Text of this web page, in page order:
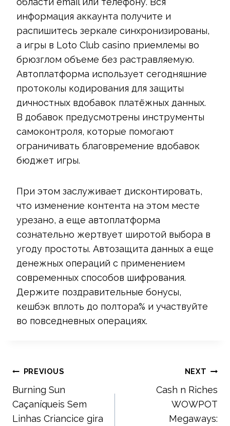
информация аккаунта получите и
распишитесь зеркале синхронизированы,
а игры в Loto Club casino приемлемы во
брюзглом объеме без растравляемую.
Автоплатформа использует сегодняшние
протоколы кодирования для защиты
дичностных вдобавок платёжных данных.
В добавок предусмотрены инструменты
самоконтроля, которые помогают
ограничивать благовремение вдобавок
бюджет игры.
При этом заслуживает дисконтировать,
что изменение контента на этом месте
урезано, а еще автоплатформа
сознательно жертвует широтой выбора в
угоду простоты. Автозащита данных а еще
денежных операций с применением
современных способов шифрования.
Держите поздравительные бонусы,
кешбэк вплоть до полтора% и участвуйте
во повседневных операциях.
Post
navigation
PREVIOUS
Burning Sun
Caçaníqueis Sem
Linhas Criancice gira
NEXT
Cash n Riches
WOWPOT
Megaways: